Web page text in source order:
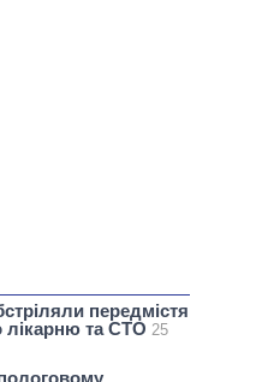
передмістя
та СТО 25